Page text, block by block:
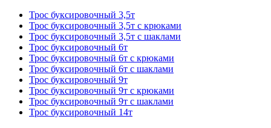
Трос буксировочный 3,5т
Трос буксировочный 3,5т с крюками
Трос буксировочный 3,5т с шаклами
Трос буксировочный 6т
Трос буксировочный 6т с крюками
Трос буксировочный 6т с шаклами
Трос буксировочный 9т
Трос буксировочный 9т с крюками
Трос буксировочный 9т с шаклами
Трос буксировочный 14т